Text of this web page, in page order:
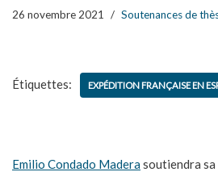
26 novembre 2021 Soutenances de
Étiquettes: EXPÉDITION FRANÇAISE EN
Emilio Condado Maderasoutiendra sa